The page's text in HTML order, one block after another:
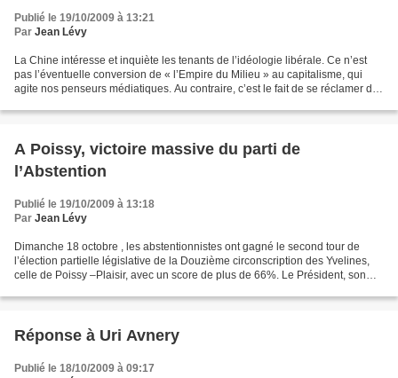
Publié le 19/10/2009 à 13:21
Par Jean Lévy
La Chine intéresse et inquiète les tenants de l’idéologie libérale. Ce n’est
pas l’éventuelle conversion de « l’Empire du Milieu » au capitalisme, qui
agite nos penseurs médiatiques. Au contraire, c’est le fait de se réclamer du
A Poissy, victoire massive du parti de
l’Abstention
Publié le 19/10/2009 à 13:18
Par Jean Lévy
Dimanche 18 octobre , les abstentionnistes ont gagné le second tour de
l’élection partielle législative de la Douzième circonscription des Yvelines,
celle de Poissy –Plaisir, avec un score de plus de 66%. Le Président, son
Réponse à Uri Avnery
Publié le 18/10/2009 à 09:17